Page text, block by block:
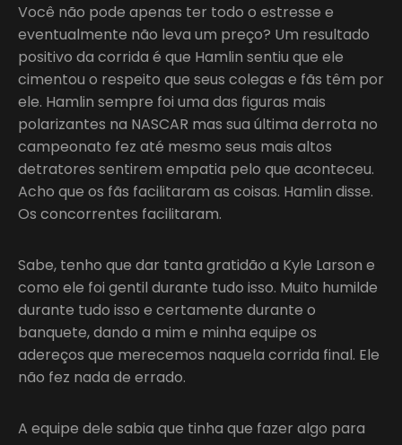
Você não pode apenas ter todo o estresse e
eventualmente não leva um preço? Um resultado
positivo da corrida é que Hamlin sentiu que ele
cimentou o respeito que seus colegas e fãs têm por
ele. Hamlin sempre foi uma das figuras mais
polarizantes na NASCAR mas sua última derrota no
campeonato fez até mesmo seus mais altos
detratores sentirem empatia pelo que aconteceu.
Acho que os fãs facilitaram as coisas. Hamlin disse.
Os concorrentes facilitaram.
Sabe, tenho que dar tanta gratidão a Kyle Larson e
como ele foi gentil durante tudo isso. Muito humilde
durante tudo isso e certamente durante o
banquete, dando a mim e minha equipe os
adereços que merecemos naquela corrida final. Ele
não fez nada de errado.
A equipe dele sabia que tinha que fazer algo para